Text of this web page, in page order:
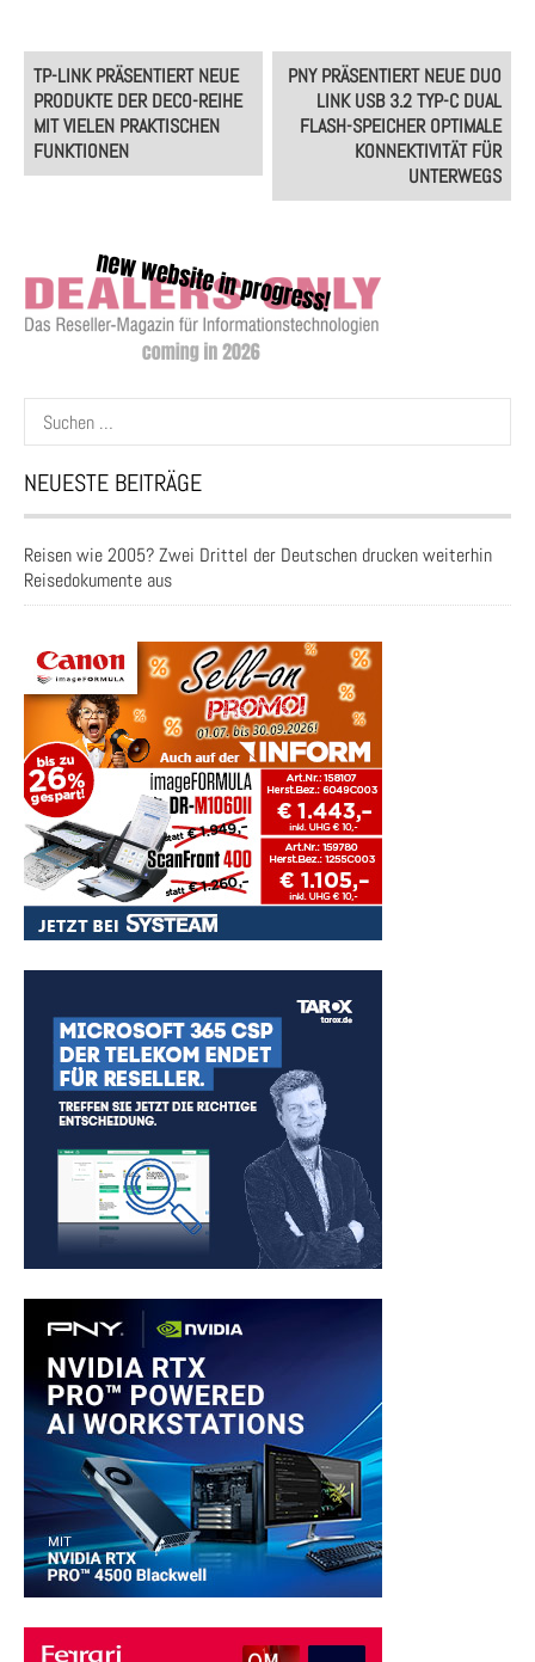
Post
navigation
TP-LINK PRÄSENTIERT NEUE
PRODUKTE DER DECO-REIHE
MIT VIELEN PRAKTISCHEN
FUNKTIONEN
PNY PRÄSENTIERT NEUE DUO
LINK USB 3.2 TYP-C DUAL
FLASH-SPEICHER OPTIMALE
KONNEKTIVITÄT FÜR
UNTERWEGS
Suchen
nach:
NEUESTE BEITRÄGE
Reisen wie 2005? Zwei Drittel der Deutschen drucken weiterhin
Reisedokumente aus